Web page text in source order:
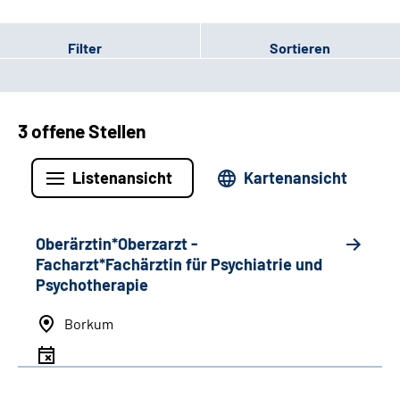
Filter Sortieren
3 offene Stellen
Listenansicht Kartenansicht
Oberärztin*Oberzarzt -
Facharzt*Fachärztin für Psychiatrie und
Psychotherapie
Borkum